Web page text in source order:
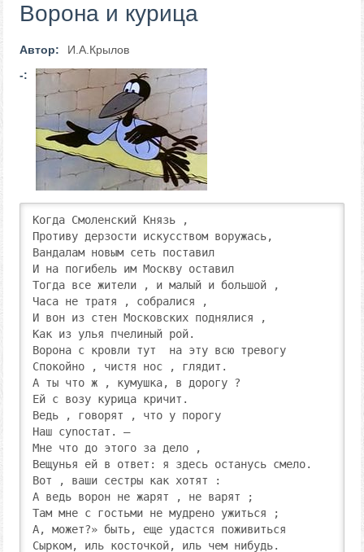
Ворона и курица
Автор:
И.А.Крылов
-:
Когда Смоленский Князь ,
Противу дерзости искусством воружась,
Вандалам новым сеть поставил
И на погибель им Москву оставил
Тогда все жители , и малый и большой ,
Часа не тратя , собралися ,
И вон из стен Московских поднялися ,
Как из улья пчелиный рой.
Ворона с кровли тут  на эту всю тревогу
Спокойно , чистя нос , глядит.
А ты что ж , кумушка, в дорогу ?
Ей с возу курица кричит.
Ведь , говорят , что у порогу
Наш cynocтaт. —
Мне что до этого за дело ,
Вещунья ей в ответ: я здесь останусь смело.
Вот , ваши сестры как хотят :
А ведь ворон не жарят , не варят ;
Там мне с гостьми не мудрено ужиться ;
А, может?» быть, еще удастся поживиться
Сырком, иль косточкой, иль чем нибудь.